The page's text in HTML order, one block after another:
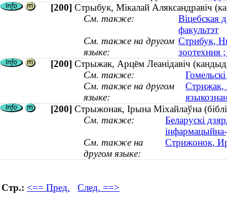
[200] Стрыбук, Мікалай Аляксандравіч
См. также:
Віцебская
факультэт
См. также на другом
языке:
Стрибук,
зоотехния
[200] Стрыжак, Арцём Леанідавіч
См. также:
См. также на другом
языке:
Стрижак,
[200] Стрыжонак, Ірына Міхайлаўна
См. также:
Беларускі
См. также на
другом языке:
Стрижонок,
Стр.: <== Пред. След. ==>